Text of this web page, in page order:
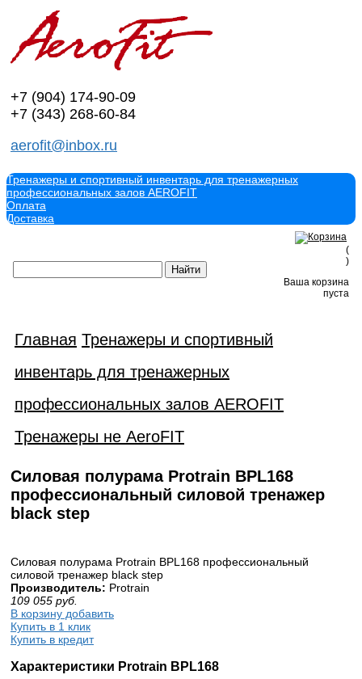
+7 (904) 174-90-09
+7 (343) 268-60-84
aerofit@inbox.ru
Тренажеры и спортивный инвентарь для тренажерных
профессиональных залов AEROFIT
Оплата
Доставка
(
)
Ваша корзина
пуста
Главная Тренажеры и спортивный
инвентарь для тренажерных
профессиональных залов AEROFIT
Тренажеры не AeroFIT
Силовая полурама Protrain BPL168
профессиональный силовой тренажер
black step
Силовая полурама Protrain BPL168 профессиональный
силовой тренажер black step
Производитель: Protrain
109 055 руб.
В корзину добавить
Купить в 1 клик
Купить в кредит
Характеристики Protrain BPL168